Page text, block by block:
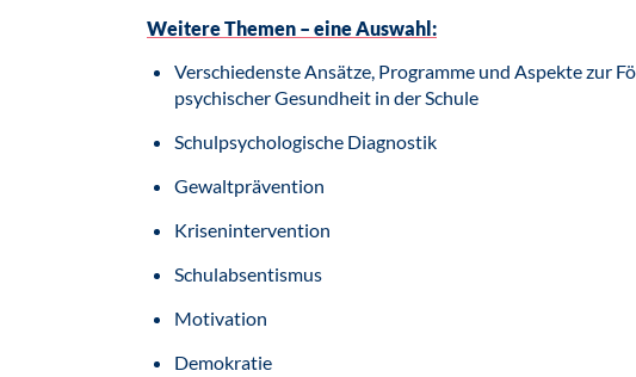
Weitere Themen – eine Auswahl:
Verschiedenste Ansätze, Programme und Aspekte zur
psychischer Gesundheit in der Schule
Schulpsychologische Diagnostik
Gewaltprävention
Krisenintervention
Schulabsentismus
Motivation
Demokratie